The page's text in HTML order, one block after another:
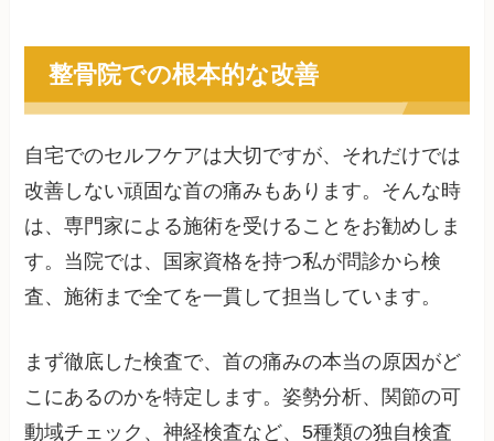
整骨院での根本的な改善
自宅でのセルフケアは大切ですが、それだけでは
改善しない頑固な首の痛みもあります。そんな時
は、専門家による施術を受けることをお勧めしま
す。当院では、国家資格を持つ私が問診から検
査、施術まで全てを一貫して担当しています。
まず徹底した検査で、首の痛みの本当の原因がど
こにあるのかを特定します。姿勢分析、関節の可
動域チェック、神経検査など、5種類の独自検査